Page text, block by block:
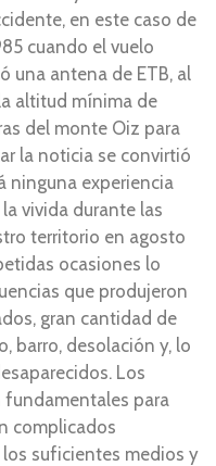
en este caso de
cuando el vuelo
una antena de ETB, al
altitud mínima de
del monte Oiz para
la noticia se convirtió
ninguna experiencia
vivida durante las
territorio en agosto
ocasiones lo
que produjeron
gran cantidad de
barro, desolación y, lo
Los
para
complicados
suficientes medios y